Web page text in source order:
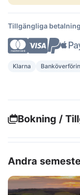
Tillgängliga
Klarna
Bokning /
Andra